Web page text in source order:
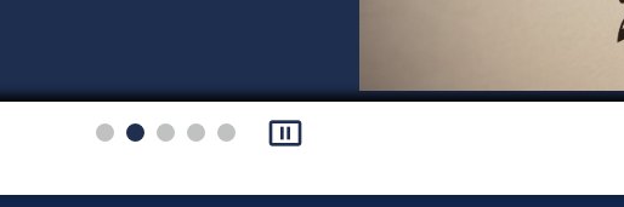
pause_presentation